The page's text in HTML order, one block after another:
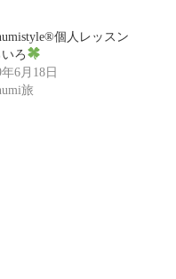
個人レッスン
ろ
6月18日
旅